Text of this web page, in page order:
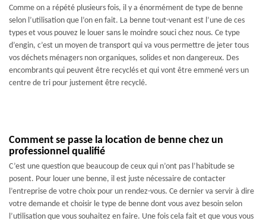
Comme on a répété plusieurs fois, il y a énormément de type de benne
selon l’utilisation que l’on en fait. La benne tout-venant est l’une de ces
types et vous pouvez le louer sans le moindre souci chez nous. Ce type
d’engin, c’est un moyen de transport qui va vous permettre de jeter tous
vos déchets ménagers non organiques, solides et non dangereux. Des
encombrants qui peuvent être recyclés et qui vont être emmené vers un
centre de tri pour justement être recyclé.
Comment se passe la location de benne chez un
professionnel qualifié
C’est une question que beaucoup de ceux qui n’ont pas l’habitude se
posent. Pour louer une benne, il est juste nécessaire de contacter
l’entreprise de votre choix pour un rendez-vous. Ce dernier va servir à dire
votre demande et choisir le type de benne dont vous avez besoin selon
l’utilisation que vous souhaitez en faire. Une fois cela fait et que vous vous